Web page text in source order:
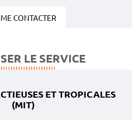
ME CONTACTER
LE SERVICE
ET TROPICALES
(MIT)